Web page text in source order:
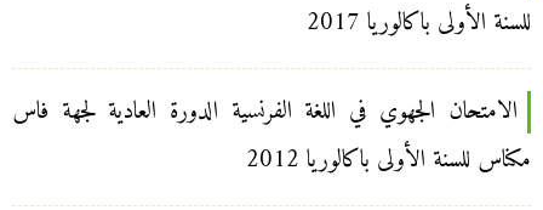
للسنة الأولى باكالوريا 2017
الامتحان الجهوي في اللغة الفرنسية الدورة العادية لجهة فاس
مكناس للسنة الأولى باكالوريا 2012